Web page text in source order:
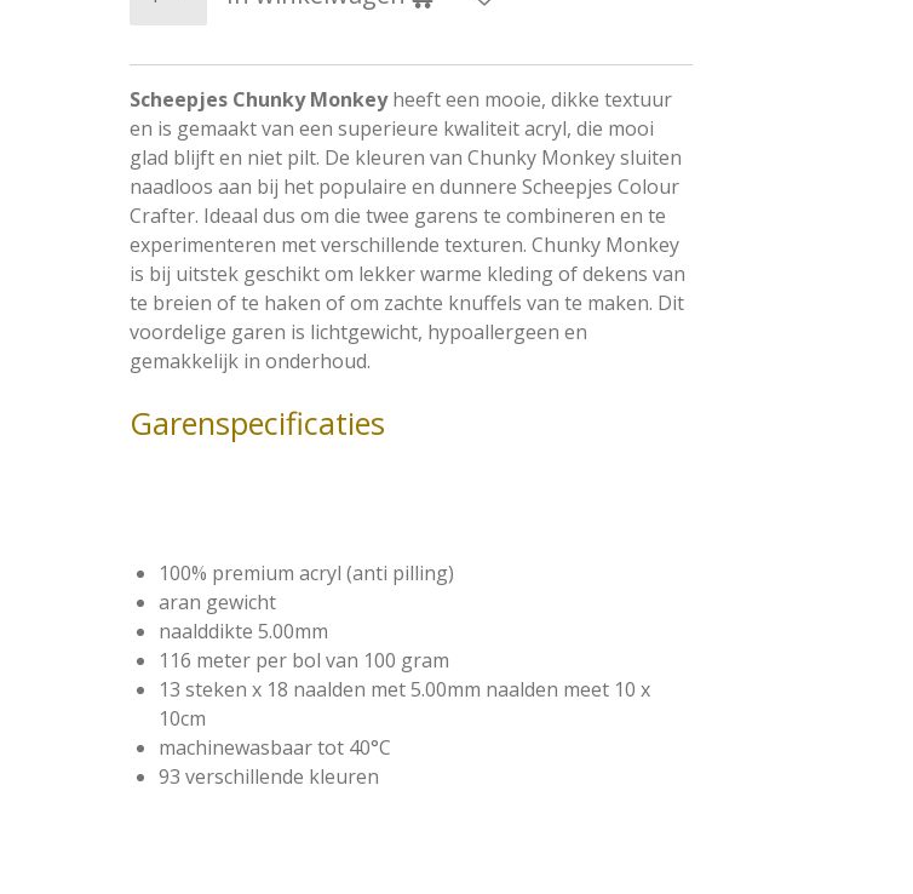
Scheepjes Chunky Monkeyheeft een mooie, dikke textuur
en is gemaakt van een superieure kwaliteit acryl, die mooi
glad blijft en niet pilt. De kleuren van Chunky Monkey sluiten
naadloos aan bij het populaire en dunnere Scheepjes Colour
Crafter. Ideaal dus om die twee garens te combineren en te
experimenteren met verschillende texturen. Chunky Monkey
is bij uitstek geschikt om lekker warme kleding of dekens van
te breien of te haken of om zachte knuffels van te maken. Dit
voordelige garen is lichtgewicht, hypoallergeen en
gemakkelijk in onderhoud.
Garenspecificaties
100% premium acryl (anti pilling)
aran gewicht
naalddikte 5.00mm
116 meter per bol van 100 gram
13 steken x 18 naalden met 5.00mm naalden meet 10 x
10cm
machinewasbaar tot 40°C
93 verschillende kleuren